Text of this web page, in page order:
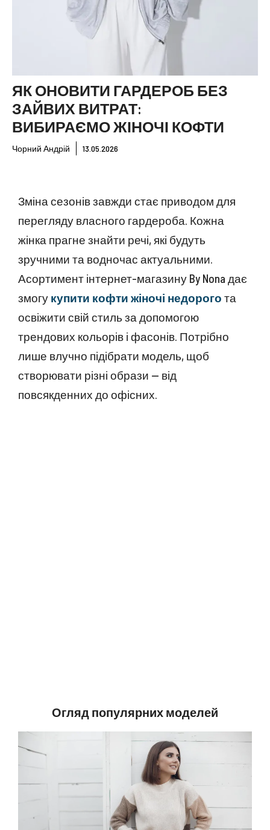
ЯК ОНОВИТИ ГАРДЕРОБ БЕЗ
ЗАЙВИХ ВИТРАТ:
ВИБИРАЄМО ЖІНОЧІ КОФТИ
Чорний Андрій 13.05.2026
Зміна сезонів завжди стає приводом для
перегляду власного гардероба. Кожна
жінка прагне знайти речі, які будуть
зручними та водночас актуальними.
Асортимент інтернет-магазину By Nona дає
змогу купити кофти жіночі недорого та
освіжити свій стиль за допомогою
трендових кольорів і фасонів. Потрібно
лише влучно підібрати модель, щоб
створювати різні образи — від
повсякденних до офісних.
Огляд популярних моделей